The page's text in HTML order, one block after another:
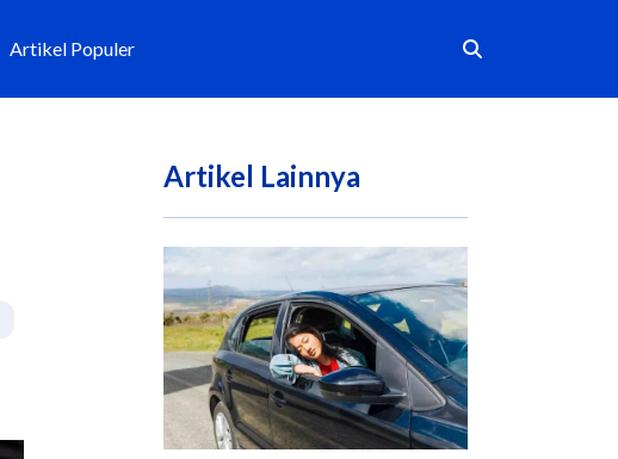
Artikel Populer
Artikel Lainnya